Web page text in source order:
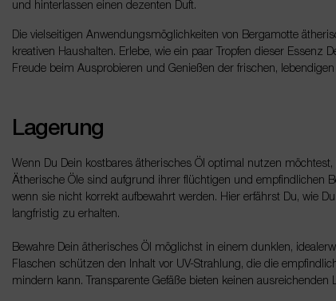
und hinterlassen einen dezenten Duft.
Die vielseitigen Anwendungsmöglichkeiten von Bergamotte
kreativen Haushalten. Erlebe, wie ein paar Tropfen dieser Essenz
Freude beim Ausprobieren und Genießen der frischen,
Lagerung
Wenn Du Dein kostbares ätherisches Öl optimal nutzen
Ätherische Öle sind aufgrund ihrer flüchtigen und empfindlichen
wenn sie nicht korrekt aufbewahrt werden. Hier erfährst Du, wie
langfristig zu erhalten.
Bewahre Dein ätherisches Öl möglichst in einem dunklen,
Flaschen schützen den Inhalt vor UV-Strahlung, die die
mindern kann. Transparente Gefäße bieten keinen